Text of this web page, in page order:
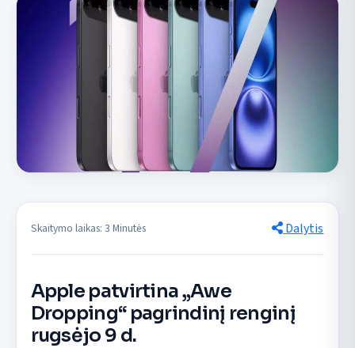
Skaitymo laikas: 3 Minutės Dalytis
Apple patvirtina „Awe
Dropping“ pagrindinį renginį
rugsėjo 9 d.